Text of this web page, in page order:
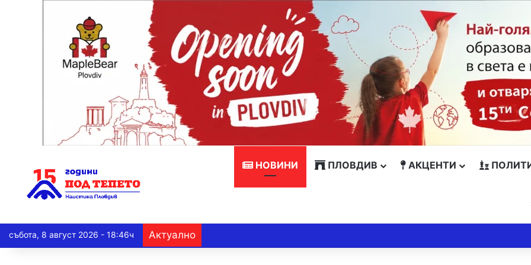
НОВИНИ ПЛОВДИВ АКЦЕНТИ
събота, 8 август 2026 - 18:46ч Актуално